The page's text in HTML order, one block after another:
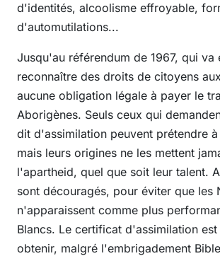
d'identités, alcoolisme effroyable,
d'automutilations...
Jusqu'au référendum de 1967, qui va
reconnaître des droits de citoyens
aucune obligation légale à payer le
Aborigènes. Seuls ceux qui
dit d'assimilation peuvent prétendre à
mais leurs origines ne les mettent
l'apartheid, quel que soit leur talent.
sont découragés, pour éviter que les
n'apparaissent comme plus
Blancs. Le certificat d'assimilation
obtenir, malgré l'embrigadement